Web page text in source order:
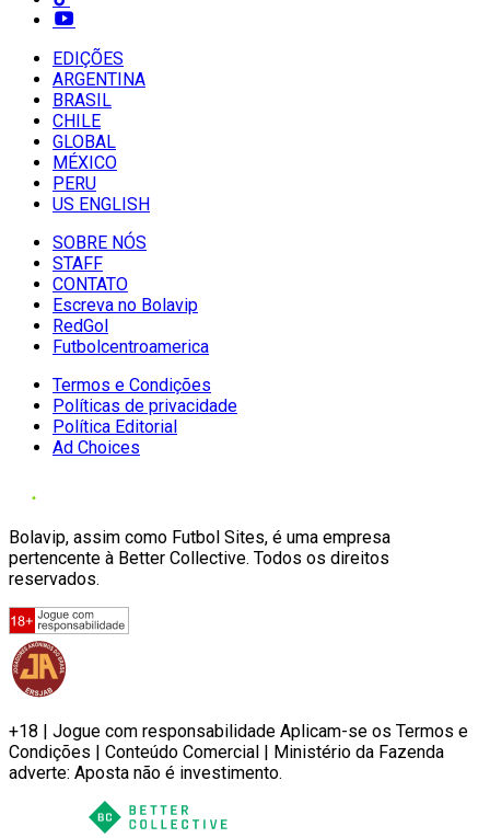
EDIÇÕES
ARGENTINA
BRASIL
CHILE
GLOBAL
MÉXICO
PERU
US ENGLISH
SOBRE NÓS
STAFF
CONTATO
Escreva no Bolavip
RedGol
Futbolcentroamerica
Termos e Condições
Políticas de privacidade
Política Editorial
Ad Choices
Bolavip, assim como Futbol Sites, é uma empresa
pertencente à Better Collective. Todos os direitos
reservados.
+18 | Jogue com responsabilidade Aplicam-se os Termos e
Condições | Conteúdo Comercial | Ministério da Fazenda
adverte: Aposta não é investimento.